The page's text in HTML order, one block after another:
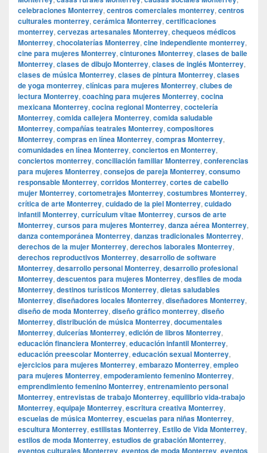
celebraciones Monterrey, centros comerciales monterrey, centros
culturales monterrey, cerámica Monterrey, certificaciones
monterrey, cervezas artesanales Monterrey, chequeos médicos
Monterrey, chocolaterías Monterrey, cine independiente monterrey,
cine para mujeres Monterrey, cinturones Monterrey, clases de baile
Monterrey, clases de dibujo Monterrey, clases de inglés Monterrey,
clases de música Monterrey, clases de pintura Monterrey, clases
de yoga monterrey, clínicas para mujeres Monterrey, clubes de
lectura Monterrey, coaching para mujeres Monterrey, cocina
mexicana Monterrey, cocina regional Monterrey, coctelería
Monterrey, comida callejera Monterrey, comida saludable
Monterrey, compañías teatrales Monterrey, compositores
Monterrey, compras en línea Monterrey, compras Monterrey,
comunidades en línea Monterrey, conciertos en Monterrey,
conciertos monterrey, conciliación familiar Monterrey, conferencias
para mujeres Monterrey, consejos de pareja Monterrey, consumo
responsable Monterrey, corridos Monterrey, cortes de cabello
mujer Monterrey, cortometrajes Monterrey, costumbres Monterrey,
crítica de arte Monterrey, cuidado de la piel Monterrey, cuidado
infantil Monterrey, currículum vitae Monterrey, cursos de arte
Monterrey, cursos para mujeres Monterrey, danza aérea Monterrey,
danza contemporánea Monterrey, danzas tradicionales Monterrey,
derechos de la mujer Monterrey, derechos laborales Monterrey,
derechos reproductivos Monterrey, desarrollo de software
Monterrey, desarrollo personal Monterrey, desarrollo profesional
Monterrey, descuentos para mujeres Monterrey, desfiles de moda
Monterrey, destinos turísticos Monterrey, dietas saludables
Monterrey, diseñadores locales Monterrey, diseñadores Monterrey,
diseño de moda Monterrey, diseño gráfico monterrey, diseño
Monterrey, distribución de música Monterrey, documentales
Monterrey, dulcerías Monterrey, edición de libros Monterrey,
educación financiera Monterrey, educación infantil Monterrey,
educación preescolar Monterrey, educación sexual Monterrey,
ejercicios para mujeres Monterrey, embarazo Monterrey, empleo
para mujeres Monterrey, empoderamiento femenino Monterrey,
emprendimiento femenino Monterrey, entrenamiento personal
Monterrey, entrevistas de trabajo Monterrey, equilibrio vida-trabajo
Monterrey, equipaje Monterrey, escritura creativa Monterrey,
escuelas de música Monterrey, escuelas para niñas Monterrey,
escultura Monterrey, estilistas Monterrey, Estilo de Vida Monterrey,
estilos de moda Monterrey, estudios de grabación Monterrey,
eventos culturales Monterrey, eventos de moda Monterrey, eventos